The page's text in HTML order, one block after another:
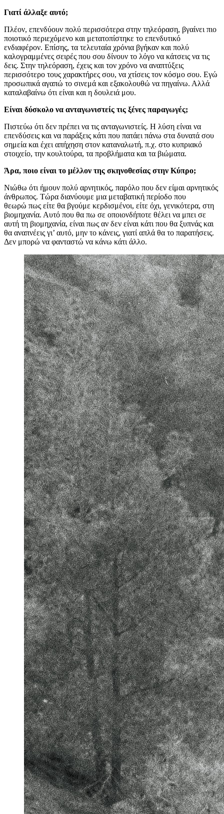
Γιατί άλλαξε αυτό;
Πλέον, επενδύουν πολύ περισσότερα στην τηλεόραση, βγαίνει πιο
ποιοτικό περιεχόμενο και μετατοπίστηκε το επενδυτικό
ενδιαφέρον. Επίσης, τα τελευταία χρόνια βγήκαν και πολύ
καλογραμμένες σειρές που σου δίνουν το λόγο να κάτσεις να τις
δεις. Στην τηλεόραση, έχεις και τον χρόνο να αναπτύξεις
περισσότερο τους χαρακτήρες σου, να χτίσεις τον κόσμο σου. Εγώ
προσωπικά αγαπώ το σινεμά και εξακολουθώ να πηγαίνω. Αλλά
καταλαβαίνω ότι είναι και η δουλειά μου.
Είναι δύσκολο να ανταγωνιστείς τις ξένες παραγωγές;
Πιστεύω ότι δεν πρέπει να τις ανταγωνιστείς. Η λύση είναι να
επενδύσεις και να παράξεις κάτι που πατάει πάνω στα δυνατά σου
σημεία και έχει απήχηση στον καταναλωτή, π.χ. στο κυπριακό
στοιχείο, την κουλτούρα, τα προβλήματα και τα βιώματα.
Άρα, ποιο είναι το μέλλον της σκηνοθεσίας στην Κύπρο;
Νιώθω ότι ήμουν πολύ αρνητικός, παρόλο που δεν είμαι αρνητικός
άνθρωπος. Τώρα διανύουμε μια μεταβατική περίοδο που
θεωρώ πως είτε θα βγούμε κερδισμένοι, είτε όχι, γενικότερα, στη
βιομηχανία. Αυτό που θα πω σε οποιονδήποτε θέλει να μπει σε
αυτή τη βιομηχανία, είναι πως αν δεν είναι κάτι που θα ξυπνάς και
θα αναπνέεις γι’ αυτό, μην το κάνεις, γιατί απλά θα το παρατήσεις.
Δεν μπορώ να φανταστώ να κάνω κάτι άλλο.